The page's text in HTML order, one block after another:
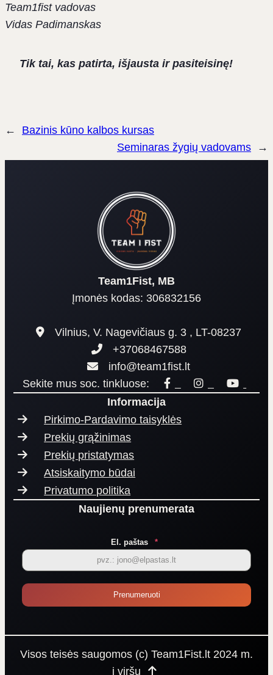
Team1fist vadovas
Vidas Padimanskas
Tik tai, kas patirta, išjausta ir pasiteisinę!
←
Bazinis kūno kalbos kursas
Seminaras žygių vadovams
→
Team1Fist, MB
Įmonės kodas: 306832156
Vilnius, V. Nagevičiaus g. 3 , LT-08237
+37068467588
info@team1fist.lt
Sekite mus soc. tinkluose:
Informacija
Pirkimo-Pardavimo taisyklės
Prekių grąžinimas
Prekių pristatymas
Atsiskaitymo būdai
Privatumo politika
Naujienų prenumerata
El. paštas *
Prenumeruoti
Visos teisės saugomos (c) Team1Fist.lt 2024 m.
į viršų